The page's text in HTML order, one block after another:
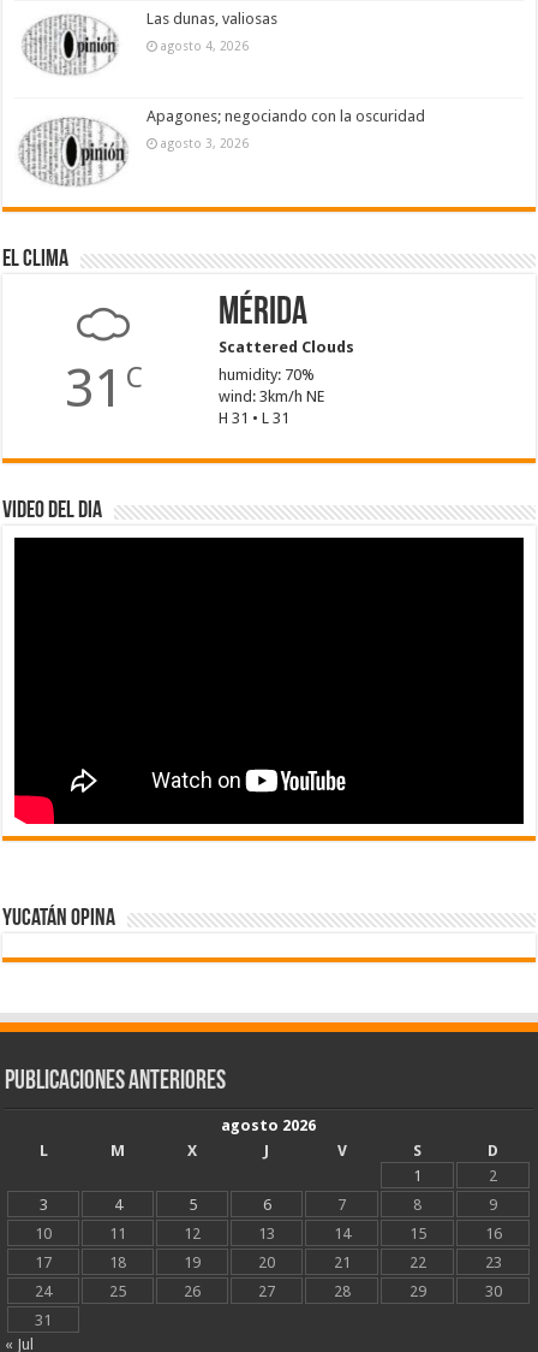
Las dunas, valiosas
agosto 4, 2026
Apagones; negociando con la oscuridad
agosto 3, 2026
El Clima
31 C
Mérida
Scattered Clouds
humidity: 70%
wind: 3km/h NE
H 31 • L 31
Video del dia
Yucatán Opina
Publicaciones Anteriores
agosto 2026
L
M X J V S
D
1
2
3
4 5 6 7 8
9
10
11 12 13 14 15
16
17
18 19 20 21 22
23
24
25 26 27 28 29
30
31
« Jul